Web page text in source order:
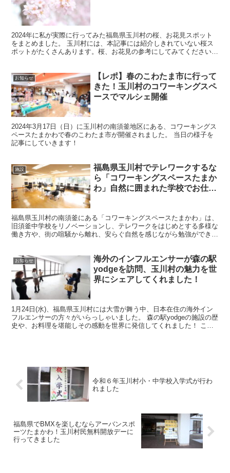
2024年に私が実際に行ってみた福島県玉川村の桜、お花見スポット
をまとめました。 玉川村には、本記事には紹介しきれていない桜ス
ポットがたくさんあります。桜、お花見の参考にしてみてください。
お知らせ
【レポ】春のこわたま市に行って
きた！玉川村のコワーキングスペ
ースでマルシェ開催
2024年3月17日（日）に玉川村の南須釜地区にある、コワーキングス
ペースたまかわで春のこわたま市が開催されました。 当日の様子を
記事にしていきます！
施設
福島県玉川村でテレワークするな
ら「コワーキングスペースたまか
わ」自然に囲まれた学校でお仕
福島県玉川村の南須釜にある「コワーキングスペースたまかわ」は、
旧須釜中学校をリノベーションし、テレワークをはじめとする多様な
働き方や、街の喧騒から離れ、安らぐ自然を感じながら勉強ができる
お知らせ
海外のインフルエンサーが森の駅
yodgeを訪問、玉川村の魅力を世
界にシェアしてくれました！
1月24日(水)、福島県玉川村には大雪が舞う中、日本在住の海外イン
フルエンサーの方々がいらっしゃいました。 森の駅yodgeの施設の歴
史や、お料理を堪能しその感動を世界に発信してくれました！ この
令和６年玉川村小・中学校入学式が行わ
れました
福島県でBMXを楽しむならアーバンスポ
ーツたまかわ！玉川村民無料開放デーに
行ってきました